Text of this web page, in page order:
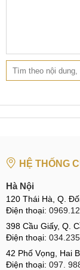
HỆ THỐNG
Hà Nội
120 Thái Hà, Q.
Điện thoại:
398 Cầu Giấy, Q.
Điện thoại:
42 Phố Vọng, Hai
Điện thoại: 097.